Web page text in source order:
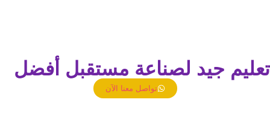
تعليم جيد لصناعة مستقبل أفضل
تواصل معنا الآن